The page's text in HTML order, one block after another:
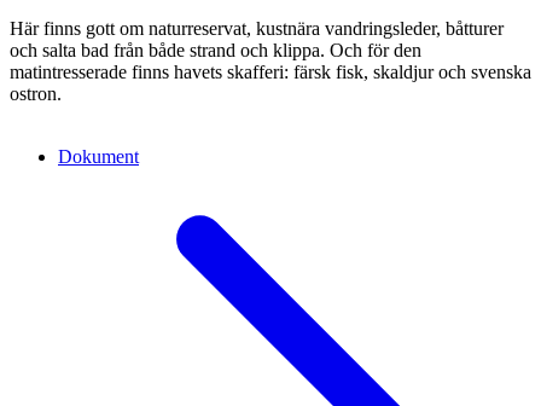
Här finns gott om naturreservat, kustnära vandringsleder, båtturer
och salta bad från både strand och klippa. Och för den
matintresserade finns havets skafferi: färsk fisk, skaldjur och svenska
ostron.
Dokument